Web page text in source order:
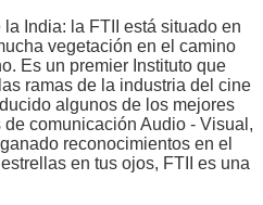
India: la FTII está situado en
vegetación en el camino
Es un premier Instituto que
ramas de la industria del cine
algunos de los mejores
comunicación Audio - Visual,
reconocimientos en el
en tus ojos, FTII es una